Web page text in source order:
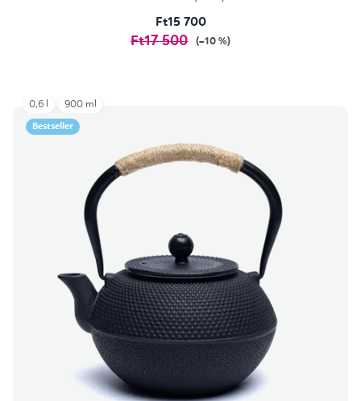
Ft15 700
Ft17 500 (–10 %)
Bestseller
0,6 l 900 ml